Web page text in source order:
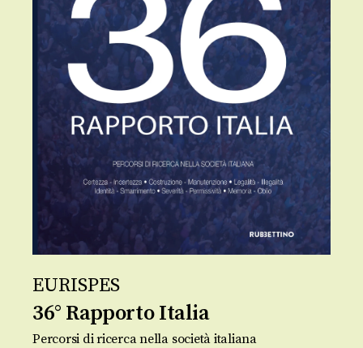
EURISPES
36° Rapporto Italia
Percorsi di ricerca nella società italiana